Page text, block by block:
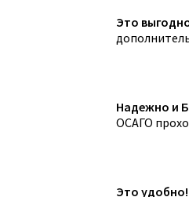
Это
Надежно и
ОСАГО
Это удобно!